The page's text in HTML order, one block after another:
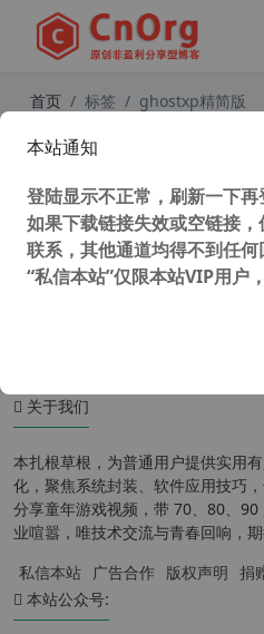
首页 标签 ghostxp精简版
心语家园
关于我们
本扎根草根，为普通用户提供实用
化，聚焦系统封装、软件应用技巧
分享童年游戏视频，带 70、80、
业喧嚣，唯技术交流与青春回响，
私信本站 广告合作 版权声明 捐
本站公众号:
本站通知
登陆显示不正常，刷新一下
如果下载链接失效或空链接
联系，其他通道均得不到任
“私信本站”仅限本站VIP用户